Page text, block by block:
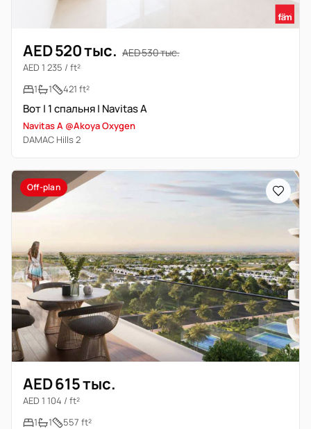
AED 520 тыс. AED 530 тыс.
AED 1 235 / ft²
1
1 421 ft²
Вот | 1 спальня | Navitas A
Navitas A @Akoya Oxygen
DAMAC Hills 2
Off-plan
AED 615 тыс.
AED 1 104 / ft²
1
1 557 ft²